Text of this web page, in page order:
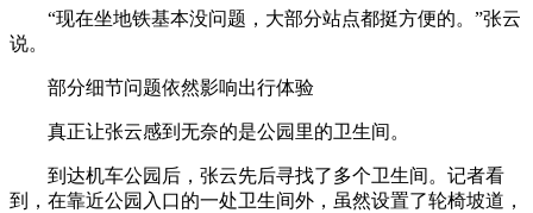
“现在坐地铁基本没问题，大部分站点都挺方便的。”张云
说。
部分细节问题依然影响出行体验
真正让张云感到无奈的是公园里的卫生间。
到达机车公园后，张云先后寻找了多个卫生间。记者看
到，在靠近公园入口的一处卫生间外，虽然设置了轮椅坡道，